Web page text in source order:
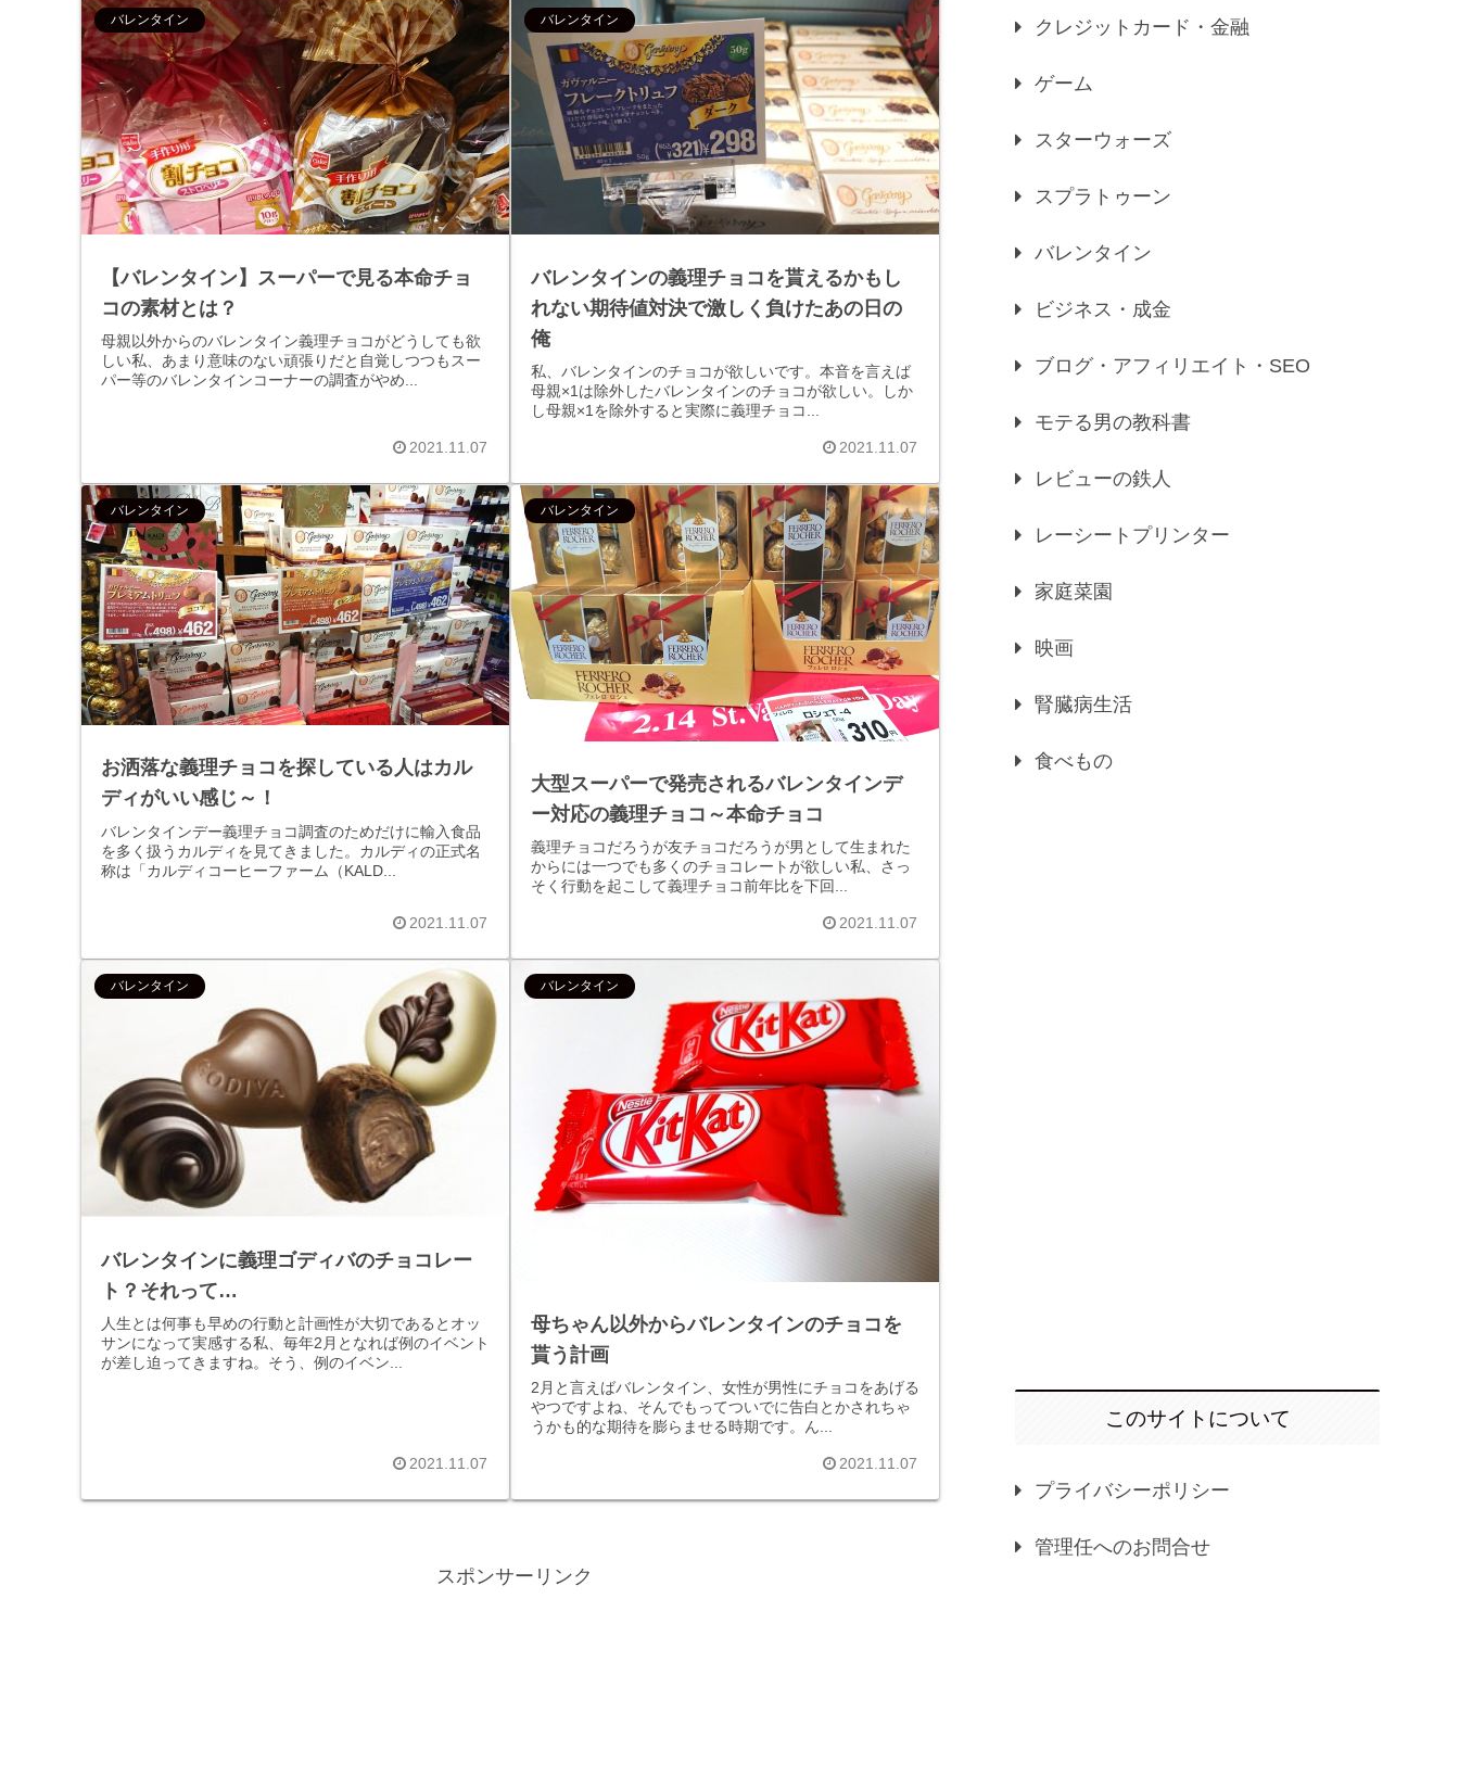
バレンタイン
【バレンタイン】スーパーで見る本命チョ
コの素材とは？
母親以外からのバレンタイン義理チョコがどうしても欲
しい私、あまり意味のない頑張りだと自覚しつつもスー
パー等のバレンタインコーナーの調査がやめ...
2021.11.07
バレンタイン
バレンタインの義理チョコを貰えるかもし
れない期待値対決で激しく負けたあの日の
俺
私、バレンタインのチョコが欲しいです。本音を言えば
母親×1は除外したバレンタインのチョコが欲しい。しか
し母親×1を除外すると実際に義理チョコ...
2021.11.07
バレンタイン
お洒落な義理チョコを探している人はカル
ディがいい感じ～！
バレンタインデー義理チョコ調査のためだけに輸入食品
を多く扱うカルディを見てきました。カルディの正式名
称は「カルディコーヒーファーム（KALD...
2021.11.07
バレンタイン
大型スーパーで発売されるバレンタインデ
ー対応の義理チョコ～本命チョコ
義理チョコだろうが友チョコだろうが男として生まれた
からには一つでも多くのチョコレートが欲しい私、さっ
そく行動を起こして義理チョコ前年比を下回...
2021.11.07
バレンタイン
バレンタインに義理ゴディバのチョコレー
ト？それって…
人生とは何事も早めの行動と計画性が大切であるとオッ
サンになって実感する私、毎年2月となれば例のイベント
が差し迫ってきますね。そう、例のイベン...
2021.11.07
バレンタイン
母ちゃん以外からバレンタインのチョコを
貰う計画
2月と言えばバレンタイン、女性が男性にチョコをあげる
やつですよね、そんでもってついでに告白とかされちゃ
うかも的な期待を膨らませる時期です。ん...
2021.11.07
スポンサーリンク
クレジットカード・金融
ゲーム
スターウォーズ
スプラトゥーン
バレンタイン
ビジネス・成金
ブログ・アフィリエイト・SEO
モテる男の教科書
レビューの鉄人
レーシートプリンター
家庭菜園
映画
腎臓病生活
食べもの
このサイトについて
プライバシーポリシー
管理任へのお問合せ